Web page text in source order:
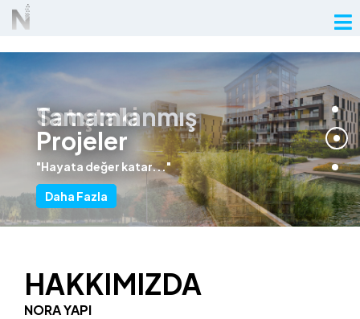
404
Tamamlanmış
Projeler
"Hayata değer katar..."
Daha Fazla
Satıştaki
Projeler
"Hayata değer katar..."
Daha Fazla
HAKKIMIZDA
NORA YAPI